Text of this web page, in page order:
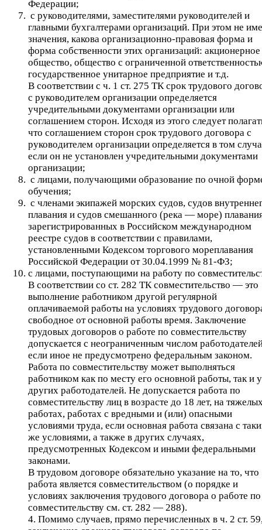
Федерации;
с руководителями, заместителями руководителей и
главными бухгалтерами организаций. При этом не
значения, какова организационно-правовая форма и
форма собственности этих организаций: акционерное
общество, общество с ограниченной
государственное унитарное предприятие и т.д.
В соответствии с ч. 1 ст. 275 ТК срок трудового
с руководителем организации определяется
учредительными документами организации или
соглашением сторон. Исходя из этого следует
что соглашением сторон срок трудового договора с
руководителем организации определяется в том
если он не установлен учредительными документами
организации;
с лицами, получающими образование по очной
обучения;
с членами экипажей морских судов, судов
плавания и судов смешанного (река — море)
зарегистрированных в Российском международном
реестре судов в соответствии с правилами,
установленными Кодексом торгового мореплавания
Российской Федерации от 30.04.1999 № 81-ФЗ;
с лицами, поступающими на работу по
В соответствии со ст. 282 ТК совместительство — это
выполнение работником другой регулярной
оплачиваемой работы на условиях трудового
свободное от основной работы время. Заключение
трудовых договоров о работе по совместительству
допускается с неограниченным числом
если иное не предусмотрено федеральным законом.
Работа по совместительству может выполняться
работником как по месту его основной работы, так и у
других работодателей. Не допускается работа по
совместительству лиц в возрасте до 18 лет, на
работах, работах с вредными и (или) опасными
условиями труда, если основная работа связана с
же условиями, а также в других случаях,
предусмотренных Кодексом и иными федеральными
законами.
В трудовом договоре обязательно указание на то, что
работа является совместительством (о порядке и
условиях заключения трудового договора о работе по
совместительству см. ст. 282 — 288).
4. Помимо случаев, прямо перечисленных в ч. 2 ст.